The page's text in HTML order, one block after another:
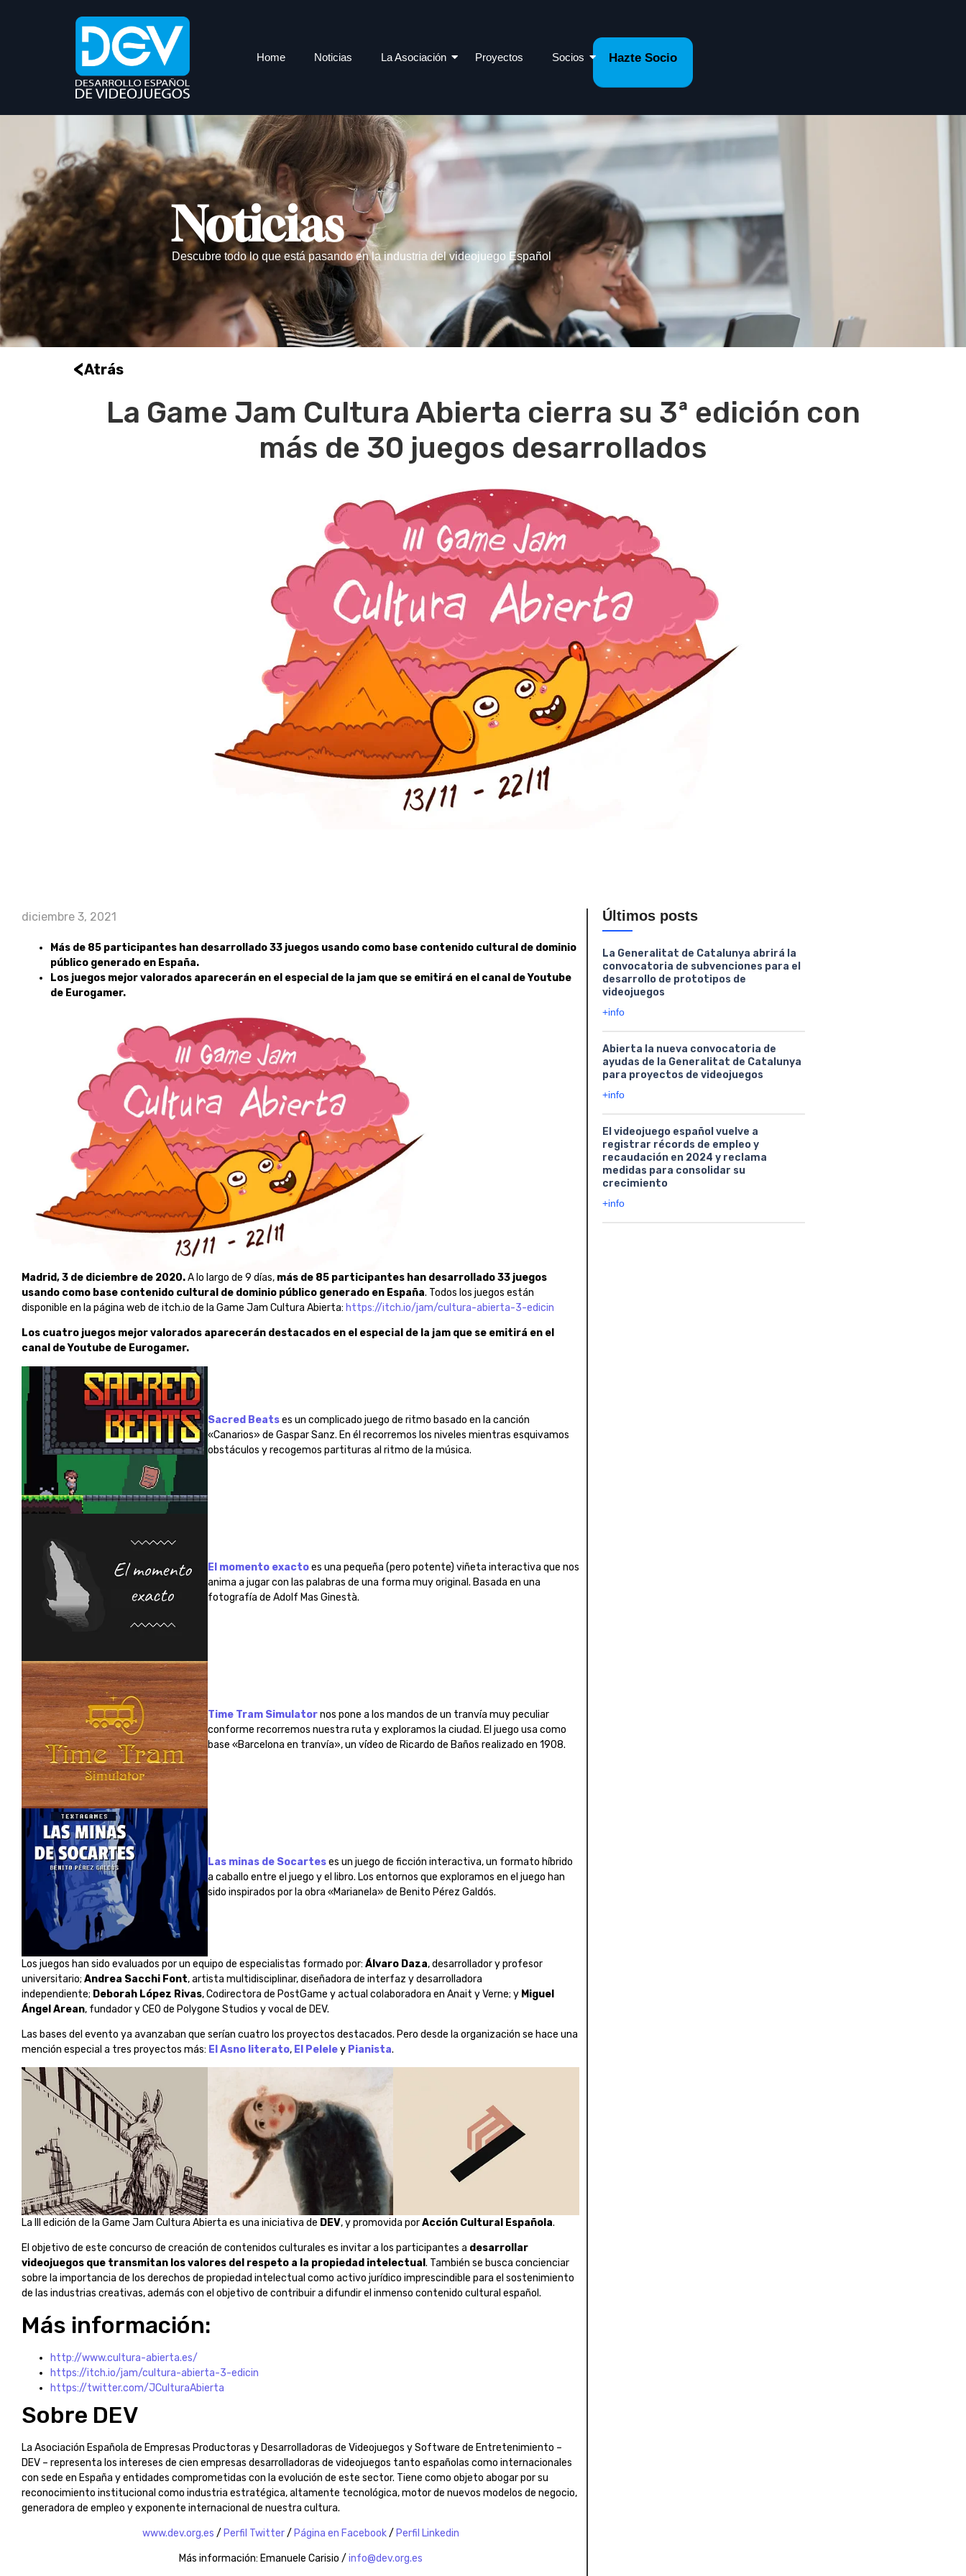
Home Noticias La Asociación Proyectos Socios Hazte Socio
Noticias
Descubre todo lo que está pasando en la industria del videojuego Español
<Atrás
La Game Jam Cultura Abierta cierra su 3ª edición con
más de 30 juegos desarrollados
diciembre 3, 2021
Más de 85 participantes han desarrollado 33 juegos usando como base contenido cultural de dominio
público generado en España.
Los juegos mejor valorados aparecerán en el especial de la jam que se emitirá en el canal de Youtube
de Eurogamer.
Madrid, 3 de diciembre de 2020.A lo largo de 9 días, más de 85 participantes han desarrollado 33 juegos
usando como base contenido cultural de dominio público generado en España. Todos los juegos están
disponible en la página web de itch.io de la Game Jam Cultura Abierta: https://itch.io/jam/cultura-abierta-3-edicin
Los cuatro juegos mejor valorados aparecerán destacados en el especial de la jam que se emitirá en el
canal de Youtube de Eurogamer.
Sacred Beatses un complicado juego de ritmo basado en la canción
«Canarios» de Gaspar Sanz. En él recorremos los niveles mientras esquivamos
obstáculos y recogemos partituras al ritmo de la música.
El momento exactoes una pequeña (pero potente) viñeta interactiva que nos
anima a jugar con las palabras de una forma muy original. Basada en una
fotografía de Adolf Mas Ginestà.
Time Tram Simulatornos pone a los mandos de un tranvía muy peculiar
conforme recorremos nuestra ruta y exploramos la ciudad. El juego usa como
base «Barcelona en tranvía», un vídeo de Ricardo de Baños realizado en 1908.
Las minas de Socarteses un juego de ficción interactiva, un formato híbrido
a caballo entre el juego y el libro. Los entornos que exploramos en el juego han
sido inspirados por la obra «Marianela» de Benito Pérez Galdós.
Los juegos han sido evaluados por un equipo de especialistas formado por: Álvaro Daza, desarrollador y profesor
universitario; Andrea Sacchi Font, artista multidisciplinar, diseñadora de interfaz y desarrolladora
independiente; Deborah López Rivas, Codirectora de PostGame y actual colaboradora en Anait y Verne; y Miguel
Ángel Arean, fundador y CEO de Polygone Studios y vocal de DEV.
Las bases del evento ya avanzaban que serían cuatro los proyectos destacados. Pero desde la organización se hace una
mención especial a tres proyectos más: El Asno literato, El Peleley Pianista.
La III edición de la Game Jam Cultura Abierta es una iniciativa de DEV, y promovida porAcción Cultural Española.
El objetivo de este concurso de creación de contenidos culturales es invitar a los participantes a desarrollar
videojuegos que transmitan los valores del respeto a la propiedad intelectual . También se busca concienciar
sobre la importancia de los derechos de propiedad intelectual como activo jurídico imprescindible para el sostenimiento
de las industrias creativas, además con el objetivo de contribuir a difundir el inmenso contenido cultural español.
Más información:
http://www.cultura-abierta.es/
https://itch.io/jam/cultura-abierta-3-edicin
https://twitter.com/JCulturaAbierta
Sobre DEV
La Asociación Española de Empresas Productoras y Desarrolladoras de Videojuegos y Software de Entretenimiento –
DEV – representa los intereses de cien empresas desarrolladoras de videojuegos tanto españolas como internacionales
con sede en España y entidades comprometidas con la evolución de este sector. Tiene como objeto abogar por su
reconocimiento institucional como industria estratégica, altamente tecnológica, motor de nuevos modelos de negocio,
generadora de empleo y exponente internacional de nuestra cultura.
www.dev.org.es / Perfil Twitter / Página en Facebook/ Perfil Linkedin
Más información: Emanuele Carisio / info@dev.org.es
Últimos posts
La Generalitat de Catalunya abrirá la
convocatoria de subvenciones para el
desarrollo de prototipos de
videojuegos
+info
Abierta la nueva convocatoria de
ayudas de la Generalitat de Catalunya
para proyectos de videojuegos
+info
El videojuego español vuelve a
registrar récords de empleo y
recaudación en 2024 y reclama
medidas para consolidar su
crecimiento
+info